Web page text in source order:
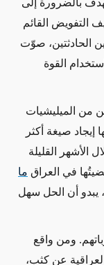
تهدف بالضرورة إلى
التفويض القائم
الحادثتين، صوّت
عام 2002 باستخدام القوة
من الميليشيات
إيجاد صيغة أكثر
الأشهر القليلة
في العراق ما
، يبدو أن الحل سهل
ومن واقع
عن كثب،